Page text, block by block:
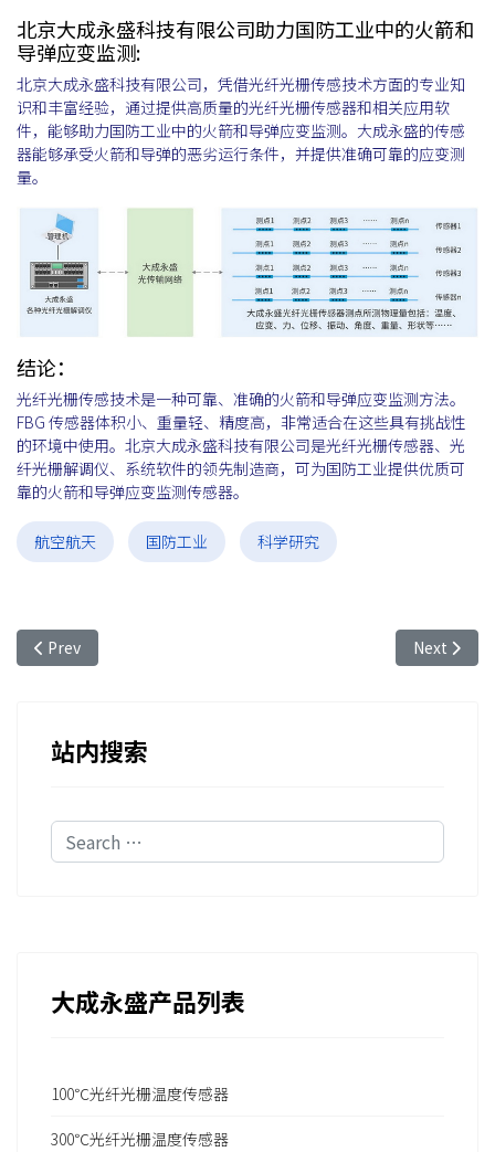
北京大成永盛科技有限公司助力国防工业中的火箭和
导弹应变监测:
北京大成永盛科技有限公司，凭借光纤光栅传感技术方面的专业知
识和丰富经验，通过提供高质量的光纤光栅传感器和相关应用软
件，能够助力国防工业中的火箭和导弹应变监测。大成永盛的传感
器能够承受火箭和导弹的恶劣运行条件，并提供准确可靠的应变测
量。
结论：
光纤光栅传感技术是一种可靠、准确的火箭和导弹应变监测方法。
FBG 传感器体积小、重量轻、精度高，非常适合在这些具有挑战性
的环境中使用。北京大成永盛科技有限公司是光纤光栅传感器、光
纤光栅解调仪、系统软件的领先制造商，可为国防工业提供优质可
靠的火箭和导弹应变监测传感器。
航空航天 国防工业 科学研究
Previous article: 光纤光栅传感技术在石油天然气行业炼化过程中
Prev Next
Next
站内搜索
Search
大成永盛产品列表
100℃光纤光栅温度传感器
300℃光纤光栅温度传感器